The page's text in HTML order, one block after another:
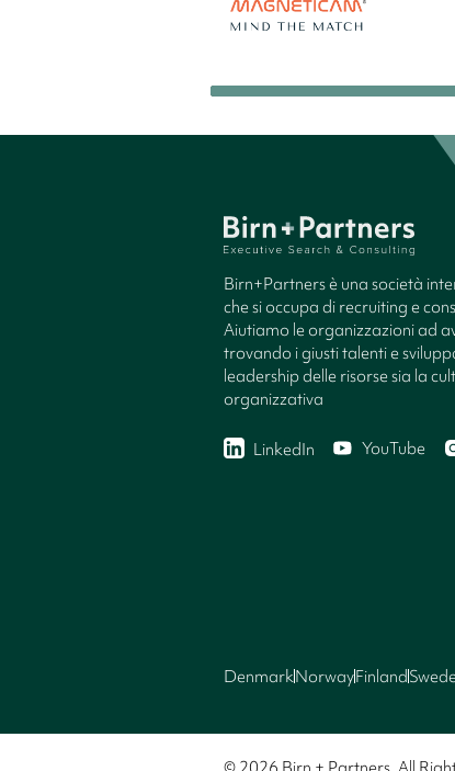
Birn+Partners è una società
che si occupa di recruiting e
Aiutiamo le organizzazioni ad
trovando i giusti talenti e
leadership delle risorse sia la
organizzativa
LinkedIn YouTube
DenmarkNorwayFinland